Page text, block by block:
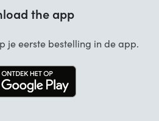
the app
je eerste bestelling in de app.